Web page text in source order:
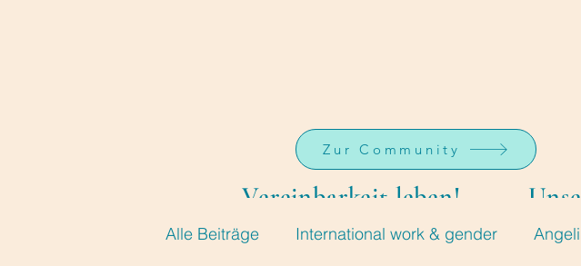
Zur Community
Vereinbarkeit leben!
Alle Beiträge International work & gender